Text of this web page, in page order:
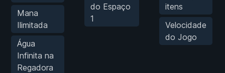
Mana
Ilimitada
Água
Infinita na
Regadora
do Espaço
1
itens
Velocidade
do Jogo